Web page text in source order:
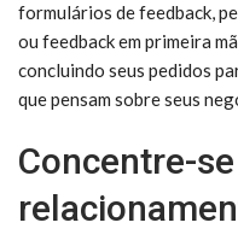
formulários de feedback,
ou feedback em primeira
concluindo seus pedidos
que pensam sobre seus
Concentre-